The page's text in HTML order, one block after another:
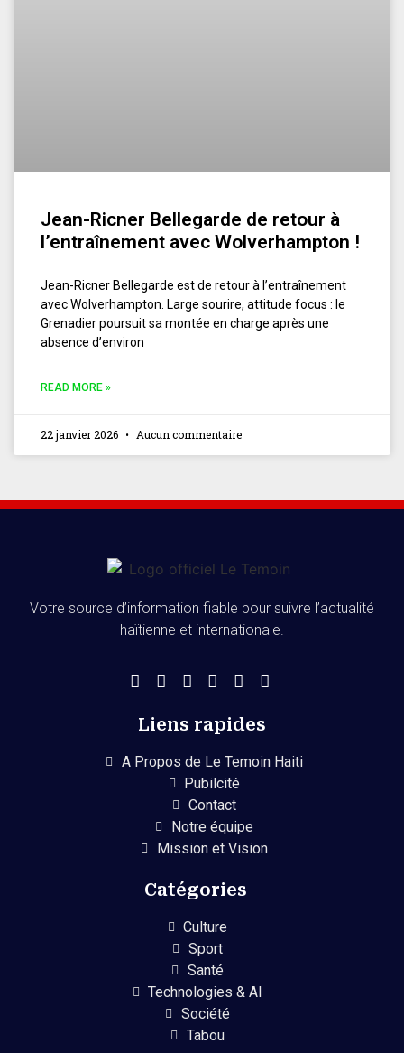
Jean-Ricner Bellegarde de retour à
l’entraînement avec Wolverhampton !
Jean-Ricner Bellegarde est de retour à l’entraînement
avec Wolverhampton. Large sourire, attitude focus : le
Grenadier poursuit sa montée en charge après une
absence d’environ
READ MORE »
22 janvier 2026 Aucun commentaire
Votre source d’information fiable pour suivre l’actualité
haïtienne et internationale.
Liens rapides
A Propos de Le Temoin Haiti
Pubilcité
Contact
Notre équipe
Mission et Vision
Catégories
Culture
Sport
Santé
Technologies & AI
Société
Tabou